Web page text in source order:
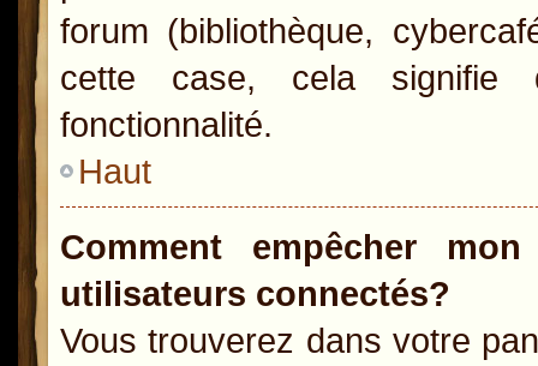
forum (bibliothèque,
cette case, cela signifie
fonctionnalité.
Haut
Comment empêcher
utilisateurs connectés?
Vous trouverez dans votre